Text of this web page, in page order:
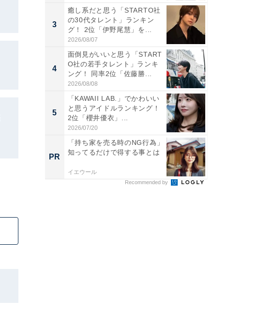
3
癒し系だと思う「STARTO社
の30代タレント」ランキン
グ！ 2位「伊野尾慧」を...
2026/08/07
4
面倒見がいいと思う「START
O社の若手タレント」ランキ
ング！ 同率2位「佐藤勝...
2026/08/08
5
「KAWAII LAB.」でかわいい
と思うアイドルランキング！
2位「櫻井優衣」...
2026/07/20
PR
「持ち家を売る時のNG行為」
知ってるだけで得する事とは
イエウール
Recommended by